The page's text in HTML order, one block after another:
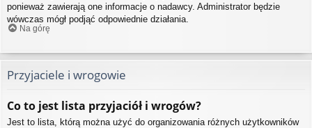
ponieważ zawierają one informacje o nadawcy. Administrator będzie
wówczas mógł podjąć odpowiednie działania.
Na górę
Przyjaciele i wrogowie
Co to jest lista przyjaciół i wrogów?
Jest to lista, którą można użyć do organizowania różnych użytkowników